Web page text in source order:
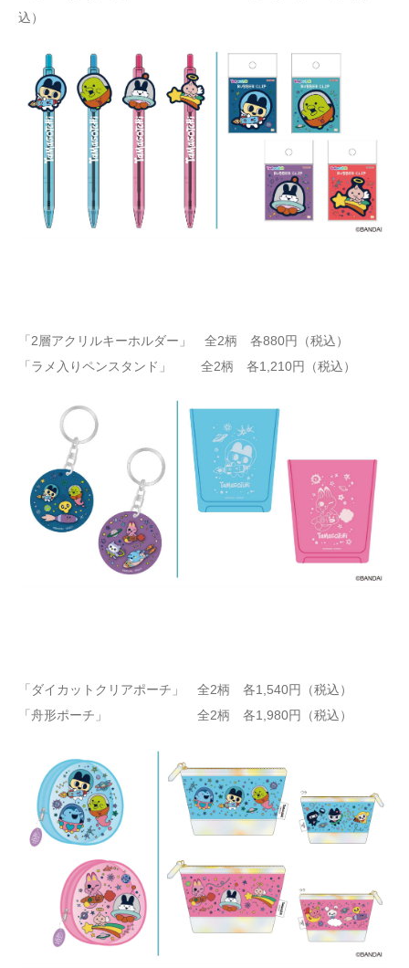
込）
「2層アクリルキーホルダー」 全2柄 各880円（税込）
「ラメ入りペンスタンド」 全2柄 各1,210円（税込）
「ダイカットクリアポーチ」 全2柄 各1,540円（税込）
「舟形ポーチ」 全2柄 各1,980円（税込）